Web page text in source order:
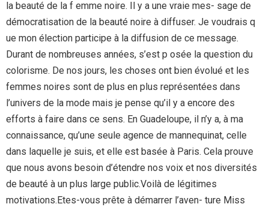
la beauté de la f emme noire. Il y a une vraie mes- sage de
démocratisation de la beauté noire à diffuser. Je voudrais q
ue mon élection participe à la diffusion de ce message.
Durant de nombreuses années, s’est p osée la question du
colorisme. De nos jours, les choses ont bien évolué et les
femmes noires sont de plus en plus représentées dans
l’univers de la mode mais je pense qu’il y a encore des
efforts à faire dans ce sens. En Guadeloupe, il n’y a, à ma
connaissance, qu’une seule agence de mannequinat, celle
dans laquelle je suis, et elle est basée à Paris. Cela prouve
que nous avons besoin d’étendre nos voix et nos diversités
de beauté à un plus large public.Voilà de légitimes
motivations.Etes-vous prête à démarrer l’aven- ture Miss